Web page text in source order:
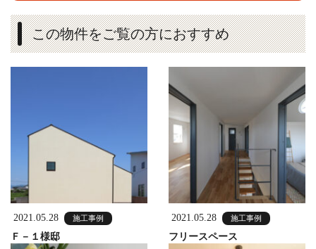
この物件をご覧の方におすすめ
2021.05.28 施工事例
Ｆ－１様邸
2021.05.28 施工事例
フリースペース